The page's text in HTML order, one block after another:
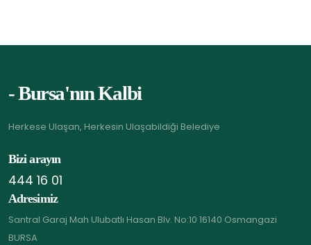
- Bursa'nın Kalbi
Herkese Ulaşan, Herkesin Ulaşabildiği Belediye
Bizi arayın
444 16 01
Adresimiz
Santral Garaj Mah Ulubatlı Hasan Blv. No:10 16140 Osmangazi
BURSA